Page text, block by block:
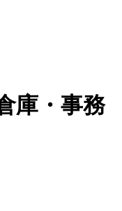
庫・事務